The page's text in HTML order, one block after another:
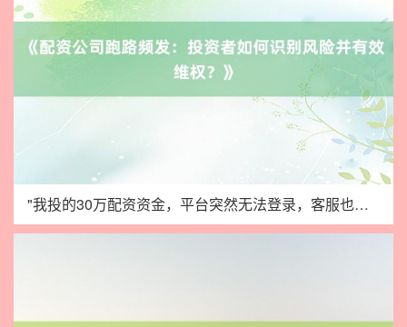
"我投的30万配资资金，平台突然无法登录，客服也联系不上！"